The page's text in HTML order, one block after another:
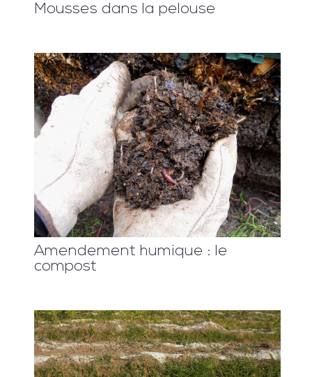
Mousses dans la pelouse
Amendement humique : le
compost